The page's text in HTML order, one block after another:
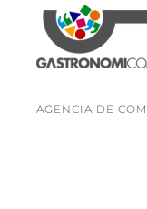
AGENCIA DE